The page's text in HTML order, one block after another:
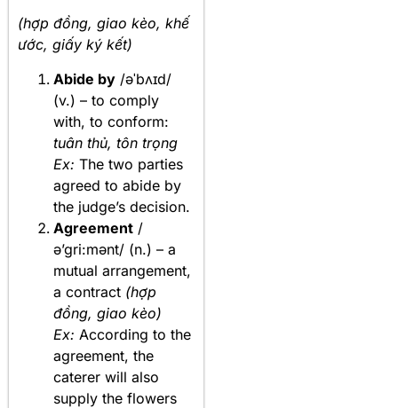
(hợp đồng, giao kèo, khế
ước, giấy ký kết)
Abide by /əˈbʌɪd/
(v.) – to comply
with, to conform:
tuân thủ, tôn trọng
Ex: The two parties
agreed to abide by
the judge’s decision.
Agreement /
ə’gri:mənt/ (n.) – a
mutual arrangement,
a contract (hợp
đồng, giao kèo)
Ex: According to the
agreement, the
caterer will also
supply the flowers